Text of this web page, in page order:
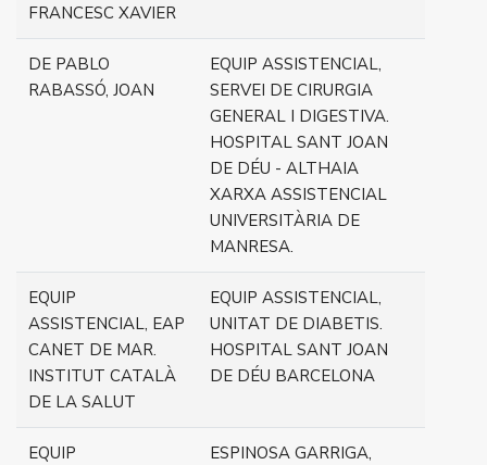
FRANCESC XAVIER
DE PABLO
RABASSÓ, JOAN
EQUIP ASSISTENCIAL,
SERVEI DE CIRURGIA
GENERAL I DIGESTIVA.
HOSPITAL SANT JOAN
DE DÉU - ALTHAIA
XARXA ASSISTENCIAL
UNIVERSITÀRIA DE
MANRESA.
EQUIP
ASSISTENCIAL, EAP
CANET DE MAR.
INSTITUT CATALÀ
DE LA SALUT
EQUIP ASSISTENCIAL,
UNITAT DE DIABETIS.
HOSPITAL SANT JOAN
DE DÉU BARCELONA
EQUIP
ESPINOSA GARRIGA,